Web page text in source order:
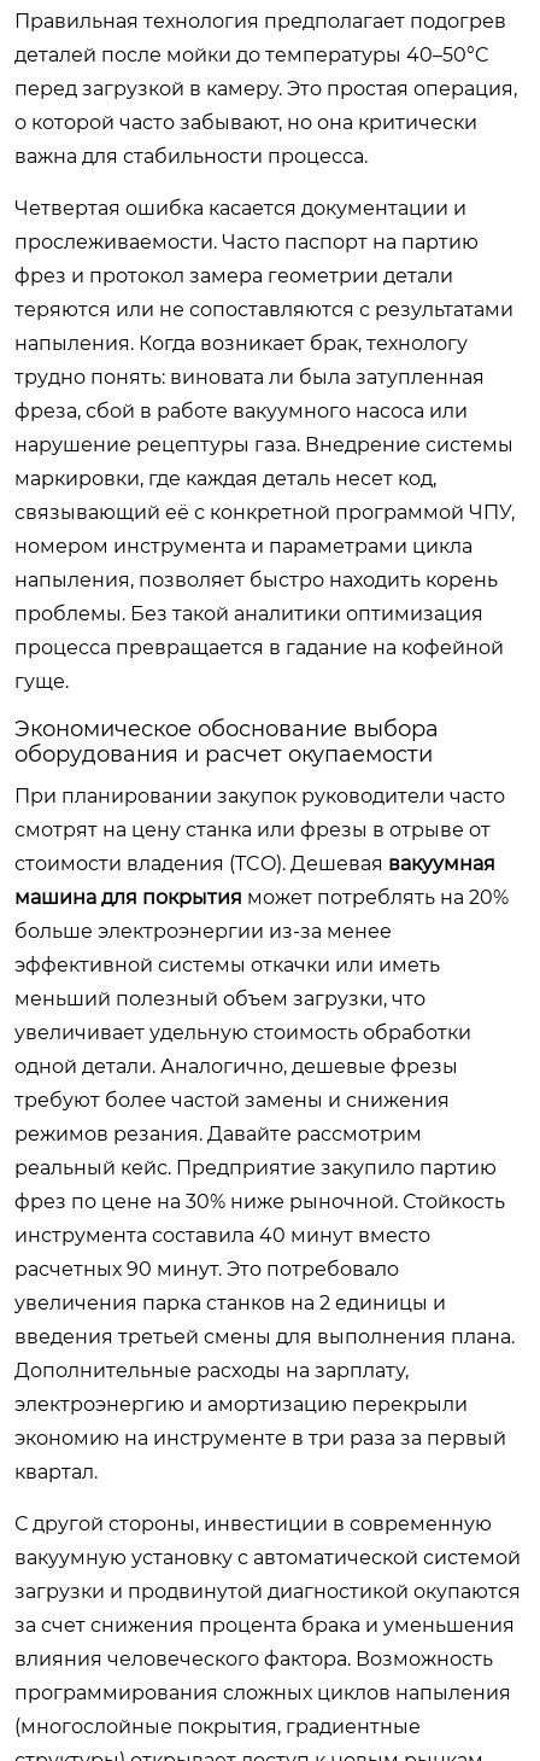
Правильная технология предполагает подогрев
деталей после мойки до температуры 40–50°C
перед загрузкой в камеру. Это простая операция,
о которой часто забывают, но она критически
важна для стабильности процесса.
Четвертая ошибка касается документации и
прослеживаемости. Часто паспорт на партию
фрез и протокол замера геометрии детали
теряются или не сопоставляются с результатами
напыления. Когда возникает брак, технологу
трудно понять: виновата ли была затупленная
фреза, сбой в работе вакуумного насоса или
нарушение рецептуры газа. Внедрение системы
маркировки, где каждая деталь несет код,
связывающий её с конкретной программой ЧПУ,
номером инструмента и параметрами цикла
напыления, позволяет быстро находить корень
проблемы. Без такой аналитики оптимизация
процесса превращается в гадание на кофейной
гуще.
Экономическое обоснование выбора
оборудования и расчет окупаемости
При планировании закупок руководители часто
смотрят на цену станка или фрезы в отрыве от
стоимости владения (TCO). Дешевая вакуумная
машина для покрытия может потреблять на 20%
больше электроэнергии из-за менее
эффективной системы откачки или иметь
меньший полезный объем загрузки, что
увеличивает удельную стоимость обработки
одной детали. Аналогично, дешевые фрезы
требуют более частой замены и снижения
режимов резания. Давайте рассмотрим
реальный кейс. Предприятие закупило партию
фрез по цене на 30% ниже рыночной. Стойкость
инструмента составила 40 минут вместо
расчетных 90 минут. Это потребовало
увеличения парка станков на 2 единицы и
введения третьей смены для выполнения плана.
Дополнительные расходы на зарплату,
электроэнергию и амортизацию перекрыли
экономию на инструменте в три раза за первый
квартал.
С другой стороны, инвестиции в современную
вакуумную установку с автоматической системой
загрузки и продвинутой диагностикой окупаются
за счет снижения процента брака и уменьшения
влияния человеческого фактора. Возможность
программирования сложных циклов напыления
(многослойные покрытия, градиентные